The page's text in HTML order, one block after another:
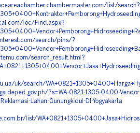
list/search?
loc/Find.aspx?
search/pins/?
search_result.html?
uk/search/
?s=WA-0821-1305-0400-
Lahan-Gunungkidul-DI-Yogyakarta
list/